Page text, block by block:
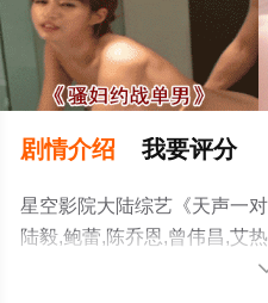
剧情介绍 我要评分
星空影院大陆综艺《天声一
陆毅,鲍蕾,陈乔恩,曾伟昌,艾
灿兮,姜潮,麦迪娜等演员精彩